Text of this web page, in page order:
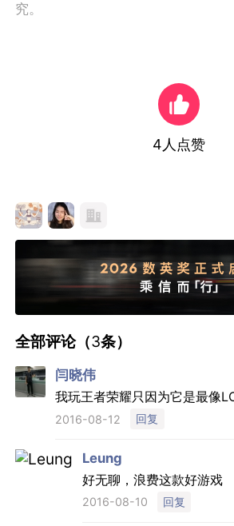
究。
4 人点赞
全部评论（3条）
闫晓伟
我玩王者荣耀只因为它是最像
2016-08-12 回复
Leung
好无聊，浪费这款好游戏
2016-08-10 回复